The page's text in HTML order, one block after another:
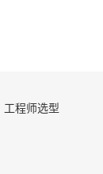
工程师选型